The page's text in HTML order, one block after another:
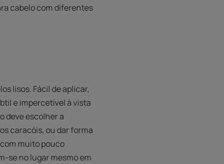
cabelo com diferentes
lisos. Fácil de aplicar,
e impercetível à vista
deve escolher a
caracóis, ou dar forma
muito pouco
se no lugar mesmo em